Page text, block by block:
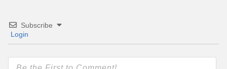
Subscribe
Login